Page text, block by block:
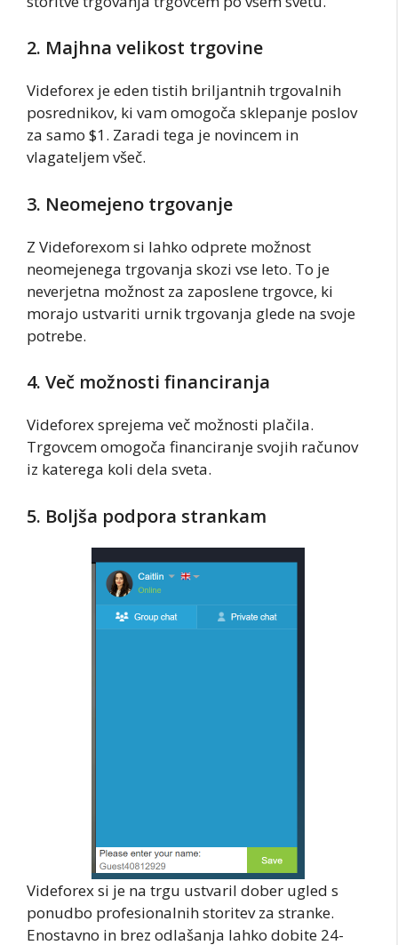
2. Majhna velikost trgovine
Videforex je eden tistih briljantnih trgovalnih
posrednikov, ki vam omogoča sklepanje poslov
za samo $1. Zaradi tega je novincem in
vlagateljem všeč.
3. Neomejeno trgovanje
Z Videforexom si lahko odprete možnost
neomejenega trgovanja skozi vse leto. To je
neverjetna možnost za zaposlene trgovce, ki
morajo ustvariti urnik trgovanja glede na svoje
potrebe.
4. Več možnosti financiranja
Videforex sprejema več možnosti plačila.
Trgovcem omogoča financiranje svojih računov
iz katerega koli dela sveta.
5. Boljša podpora strankam
Videforex si je na trgu ustvaril dober ugled s
ponudbo profesionalnih storitev za stranke.
Enostavno in brez odlašanja lahko dobite 24-